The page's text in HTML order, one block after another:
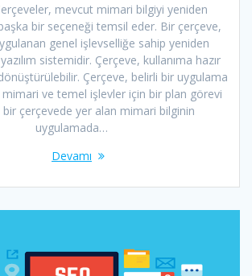
mevcut mimari bilgiyi yeniden
bir seçeneği temsil eder. Bir çerçeve,
genel işlevselliğe sahip yeniden
sistemidir. Çerçeve, kullanıma hazır
Çerçeve, belirli bir uygulama
mimari ve temel işlevler için bir plan görevi
bir çerçevede yer alan mimari bilginin
uygulamada…
Devamı